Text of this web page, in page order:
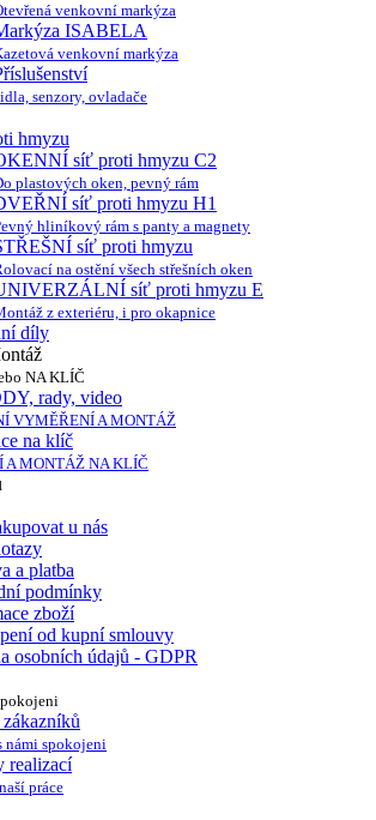
venkovní markýza
ISABELA
venkovní markýza
senzory, ovladače
hmyzu
síť proti hmyzu C2
plastových oken, pevný rám
síť proti hmyzu H1
hliníkový rám s panty a magnety
síť proti hmyzu
na ostění všech střešních oken
síť proti hmyzu E
z exteriéru, i pro okapnice
díly
NA KLÍČ
rady, video
VYMĚŘENÍ A MONTÁŽ
na klíč
A MONTÁŽ NA KLÍČ
u nás
a platba
podmínky
zboží
od kupní smlouvy
osobních údajů - GDPR
námi spokojeni
realizací
práce